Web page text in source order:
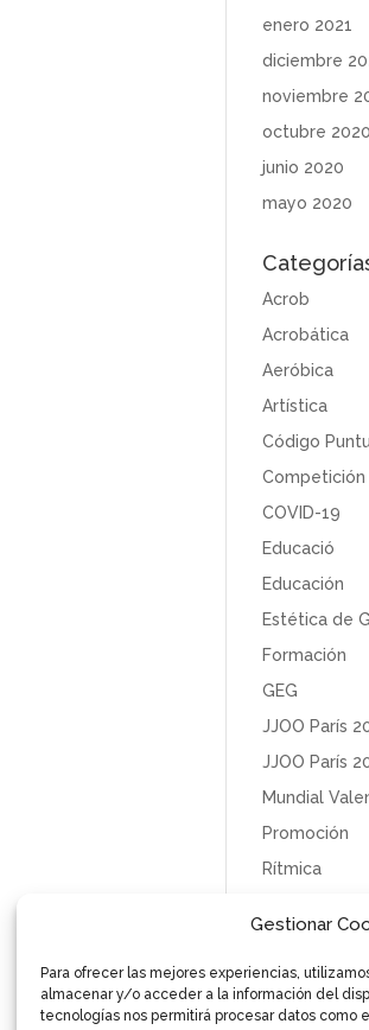
Gestionar
Para ofrecer las mejores experiencias,
almacenar y/o acceder a la información del
tecnologías nos permitirá procesar datos como
enero 2021
diciembre
noviembre
octubre 2020
junio 2020
mayo 2020
Acrob
Acrobática
Aeróbica
Artística
Código
Competición
COVID-19
Educació
Educación
Estética de
Formación
GEG
JJOO París
JJOO París
Mundial
Promoción
Rítmica
Tecnificación